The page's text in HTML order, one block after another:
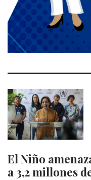
El Niño
a 3,2 millones